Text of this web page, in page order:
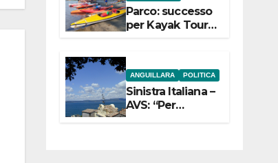
Parco: successo
per Kayak Tour a
ANGUILLARA POLITICA
Sinistra Italiana –
AVS: “Per
Anguillara